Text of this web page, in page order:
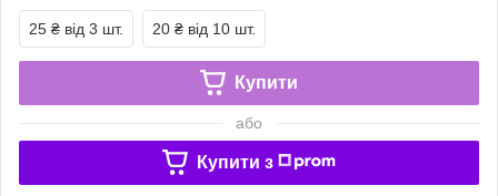
25 ₴ від 3 шт. 20 ₴ від 10 шт.
Купити
або
Купити з